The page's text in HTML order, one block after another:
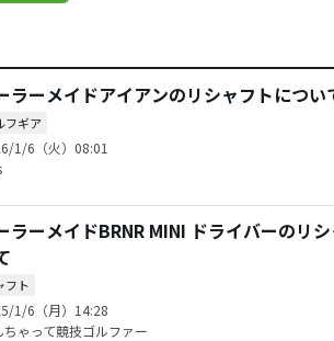
ラーメイドアイアンのリシャフトについ
フギア
1/6（火）08:01
ラーメイドBRNR MINI ドライバーのリ
フト
1/6（月）14:28
ちゃって競技ゴルファー